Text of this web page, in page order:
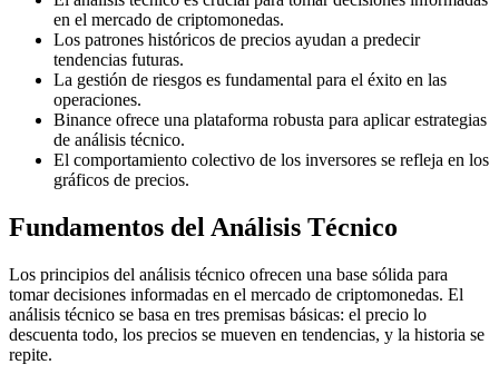
en el mercado de criptomonedas.
Los patrones históricos de precios ayudan a predecir
tendencias futuras.
La gestión de riesgos es fundamental para el éxito en las
operaciones.
Binance ofrece una plataforma robusta para aplicar estrategias
de análisis técnico.
El comportamiento colectivo de los inversores se refleja en los
gráficos de precios.
Fundamentos del Análisis Técnico
Los principios del análisis técnico ofrecen una base sólida para
tomar decisiones informadas en el mercado de criptomonedas. El
análisis técnico se basa en tres premisas básicas: el precio lo
descuenta todo, los precios se mueven en tendencias, y la historia se
repite.